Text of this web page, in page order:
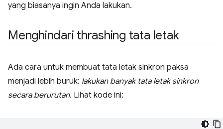
yang biasanya ingin Anda lakukan.
Menghindari thrashing tata letak
Ada cara untuk membuat tata letak sinkron paksa
menjadi lebih buruk: lakukan banyak tata letak sinkron
secara berurutan. Lihat kode ini: